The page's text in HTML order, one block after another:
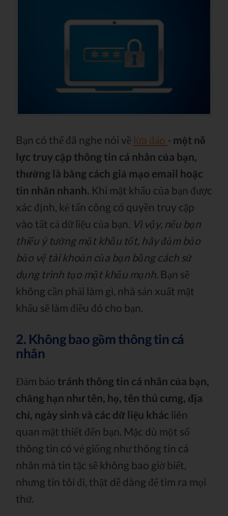
Bạn có thể đã nghe nói về lừa đảo - một nỗ
lực truy cập thông tin cá nhân của bạn,
thường là bằng cách giả mạo email hoặc
tin nhắn nhanh. Khi mật khẩu của bạn được
xác định, kẻ tấn công có quyền truy cập
vào tất cả dữ liệu của bạn. Vì vậy, nếu bạn
thiếu ý tưởng mật khẩu tốt, hãy đảm bảo
bảo vệ tài khoản của bạn bằng cách sử
dụng trình tạo mật khẩu mạnh. Bạn sẽ
không cần phải làm gì, nhà sản xuất mật
khẩu sẽ làm điều đó cho bạn.
2. Không bao gồm thông tin cá
nhân
Đảm bảo tránh thông tin cá nhân của bạn,
chẳng hạn như tên, họ, tên thú cưng, địa
chỉ, ngày sinh và các dữ liệu khác liên
quan mật thiết đến bạn. Mặc dù một số
thông tin có vẻ giống như thông tin cá
nhân mà tin tặc sẽ không bao giờ biết,
nhưng tin tôi đi, thật dễ dàng để tìm ra mọi
thứ.